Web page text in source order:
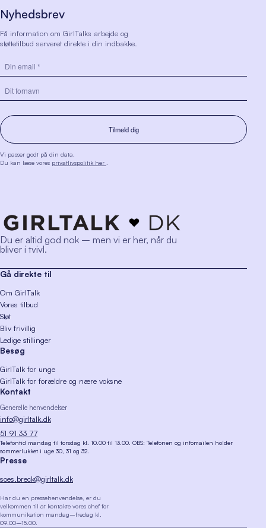
Nyhedsbrev
Få information om GirlTalks arbejde og
støttetilbud serveret direkte i din indbakke.
Vi passer godt på din data.
Du kan læse vores privatlivspolitik her
Du er altid god nok – men vi er her, når du
bliver i tvivl.
Gå direkte til
Om GirlTalk
Vores tilbud
Støt
Bliv frivillig
Ledige stillinger
Besøg
GirlTalk for unge
GirlTalk for forældre og nære voksne
Kontakt
Generelle henvendelser
info@girltalk.dk
51 91 33 77
Telefontid mandag til torsdag kl. 10.00 til 13.00. OBS: Telefonen og infomailen holder
sommerlukket i uge 30, 31 og 32.
Presse
soes.breck@girltalk.dk
Har du en pressehenvendelse, er du
velkommen til at kontakte vores chef for
kommunikation mandag–fredag kl.
09.00–15.00.